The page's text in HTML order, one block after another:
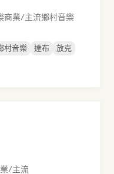
商業/主流鄉村音樂
村音樂 達布
放克
/主流